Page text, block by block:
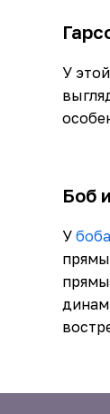
У
Боб
У боба